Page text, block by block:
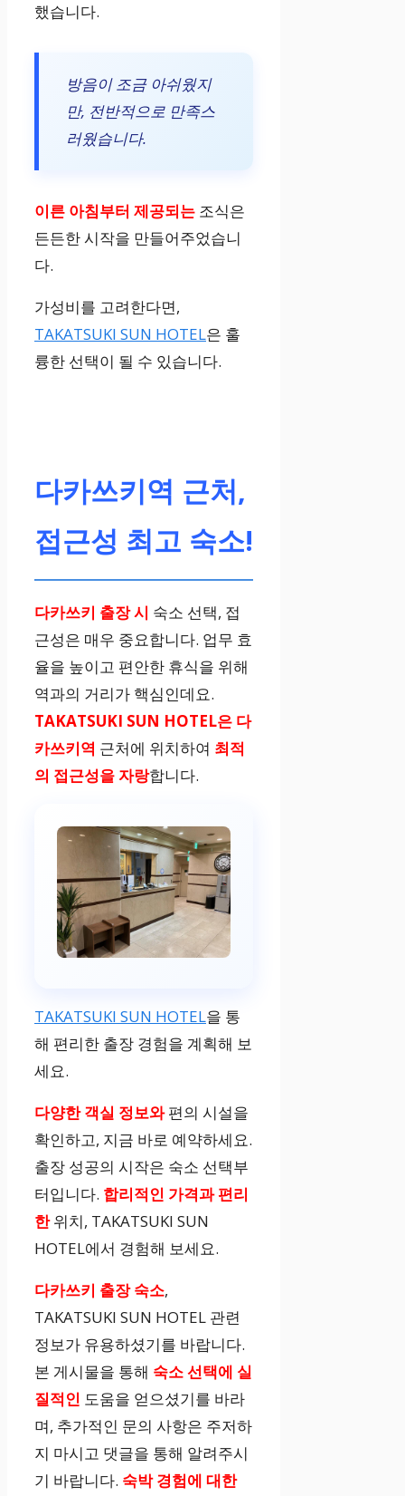
했습니다.
방음이 조금 아쉬웠지
만, 전반적으로 만족스
러웠습니다.
이른 아침부터 제공되는 조식은
든든한 시작을 만들어주었습니
다.
가성비를 고려한다면,
TAKATSUKI SUN HOTEL은 훌
륭한 선택이 될 수 있습니다.
다카쓰키역 근처,
접근성 최고 숙소!
다카쓰키 출장 시 숙소 선택, 접
근성은 매우 중요합니다. 업무 효
율을 높이고 편안한 휴식을 위해
역과의 거리가 핵심인데요.
TAKATSUKI SUN HOTEL은 다
카쓰키역 근처에 위치하여 최적
의 접근성을 자랑합니다.
TAKATSUKI SUN HOTEL을 통
해 편리한 출장 경험을 계획해 보
세요.
다양한 객실 정보와편의 시설을
확인하고, 지금 바로 예약하세요.
출장 성공의 시작은 숙소 선택부
터입니다. 합리적인 가격과 편리
한위치, TAKATSUKI SUN
HOTEL에서 경험해 보세요.
다카쓰키 출장 숙소,
TAKATSUKI SUN HOTEL 관련
정보가 유용하셨기를 바랍니다.
본 게시물을 통해 숙소 선택에 실
질적인 도움을 얻으셨기를 바라
며, 추가적인 문의 사항은 주저하
지 마시고 댓글을 통해 알려주시
기 바랍니다. 숙박 경험에 대한